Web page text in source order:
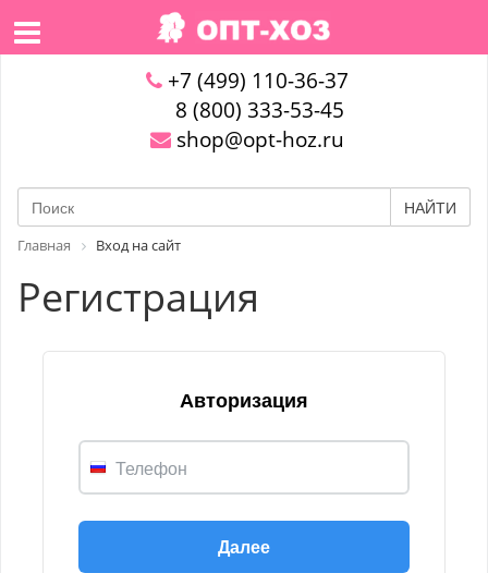
+7 (499) 110-36-37
8 (800) 333-53-45
shop@opt-hoz.ru
НАЙТИ
Главная Вход на сайт
Регистрация
Авторизация
Телефон
Далее